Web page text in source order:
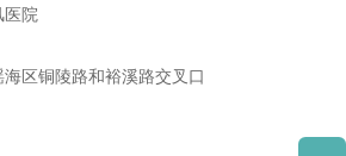
医院
区铜陵路和裕溪路交叉口